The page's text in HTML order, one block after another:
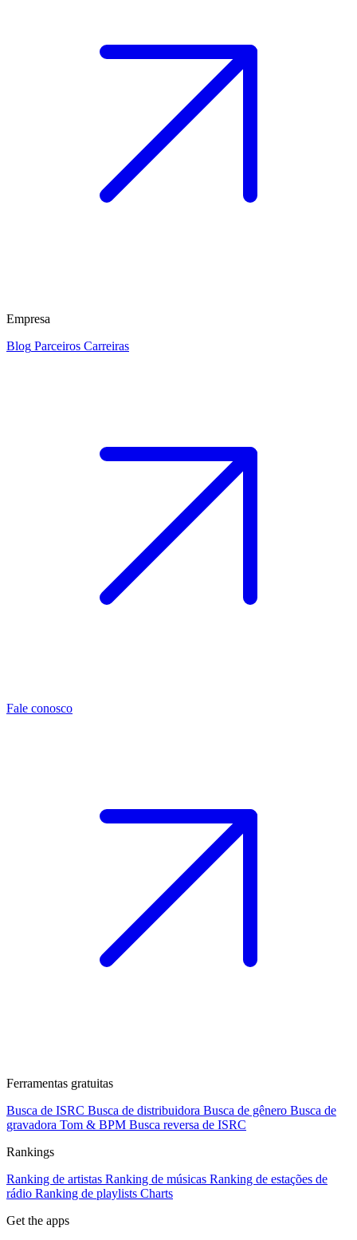
Empresa
Blog Parceiros Carreiras
Fale conosco
Ferramentas gratuitas
Busca de ISRC Busca de distribuidora Busca de gênero Busca de
gravadora Tom & BPM Busca reversa de ISRC
Rankings
Ranking de artistas Ranking de músicas Ranking de estações de
rádio Ranking de playlists Charts
Get the apps